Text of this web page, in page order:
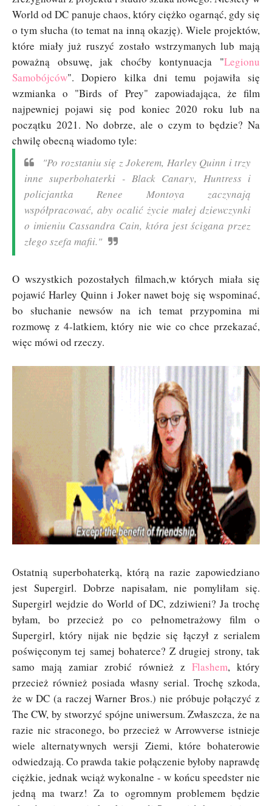
World od DC panuje chaos, który ciężko ogarnąć, gdy się
o tym słucha (to temat na inną okazję). Wiele projektów,
które miały już ruszyć zostało wstrzymanych lub mają
poważną obsuwę, jak choćby kontynuacja "Legionu
Samobójców". Dopiero kilka dni temu pojawiła się
wzmianka o "Birds of Prey" zapowiadająca, że film
najpewniej pojawi się pod koniec 2020 roku lub na
początku 2021. No dobrze, ale o czym to będzie? Na
chwilę obecną wiadomo tyle:
"Po rozstaniu się z Jokerem, Harley Quinn i trzy
inne superbohaterki - Black Canary, Huntress i
policjantka Renee Montoya zaczynają
współpracować, aby ocalić życie małej dziewczynki
o imieniu Cassandra Cain, która jest ścigana przez
złego szefa mafii."
O wszystkich pozostałych filmach,w których miała się
pojawić Harley Quinn i Joker nawet boję się wspominać,
bo słuchanie newsów na ich temat przypomina mi
rozmowę z 4-latkiem, który nie wie co chce przekazać,
więc mówi od rzeczy.
Ostatnią superbohaterką, którą na razie zapowiedziano
jest Supergirl. Dobrze napisałam, nie pomyliłam się.
Supergirl wejdzie do World of DC, zdziwieni? Ja trochę
byłam, bo przecież po co pełnometrażowy film o
Supergirl, który nijak nie będzie się łączył z serialem
poświęconym tej samej bohaterce? Z drugiej strony, tak
samo mają zamiar zrobić również z Flashem, który
przecież również posiada własny serial. Trochę szkoda,
że w DC (a raczej Warner Bros.) nie próbuje połączyć z
The CW, by stworzyć spójne uniwersum. Zwłaszcza, że na
razie nic straconego, bo przecież w Arrowverse istnieje
wiele alternatywnych wersji Ziemi, które bohaterowie
odwiedzają. Co prawda takie połączenie byłoby naprawdę
ciężkie, jednak wciąż wykonalne - w końcu speedster nie
jedną ma twarz! Za to ogromnym problemem będzie